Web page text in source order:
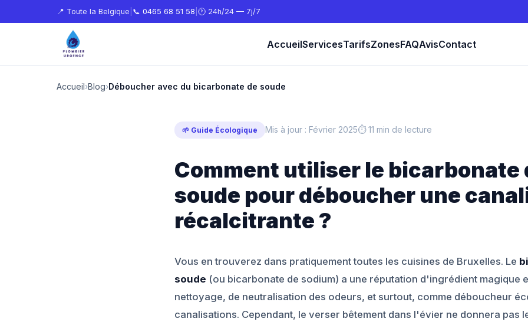
📍 Toute la Belgique 📞 0465 68 51 58 🕐 24h/24 — 7j/7
AccueilServicesTarifsZonesFAQAvisContact
Accueil›Blog›Déboucher avec du bicarbonate de soude
🌱 Guide Écologique Mis à jour : Février 2025⏱ 11 min de lecture
Comment utiliser le bicarbonate
soude pour déboucher une
récalcitrante ?
Vous en trouverez dans pratiquement toutes les cuisines de Bruxelles. Le
soude (ou bicarbonate de sodium) a une réputation d'ingrédient magique
nettoyage, de neutralisation des odeurs, et surtout, comme déboucheur
canalisations. Cependant, le verser bêtement dans l'évier ne donnera pas